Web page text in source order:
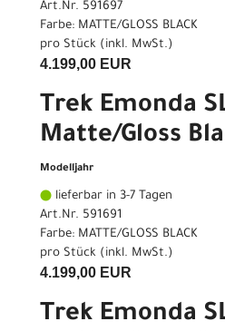
Art.Nr. 591697
Farbe: MATTE/GLOSS BLACK
pro Stück (inkl. MwSt.)
4.199,00 EUR
Trek Emonda
Matte/Gloss
Modelljahr
lieferbar in 3-7 Tagen
Art.Nr. 591691
Farbe: MATTE/GLOSS BLACK
pro Stück (inkl. MwSt.)
4.199,00 EUR
Trek Emonda